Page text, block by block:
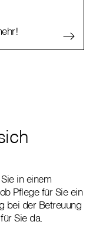
in einem
Pflege für Sie ein
bei der Betreuung
Sie da.